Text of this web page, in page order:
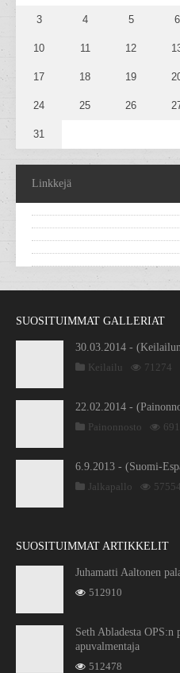
3 4 5 6
10 11 12
17 18 19
24 25 26
31
Linkkejä
SUOSITUIMMAT GALLERIAT
30.03.2014 -
Keilailu
71274
22.02.2014 -
Painonnosto
6.9.2013 - (Suomi-
Jalkapallo
57554
SUOSITUIMMAT ARTIKKELIT
Juhamatti Aaltonen
512910
Seth Abladesta OPS:n
apuvalmentaja
512478